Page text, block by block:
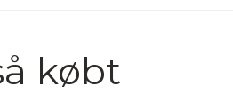
købt